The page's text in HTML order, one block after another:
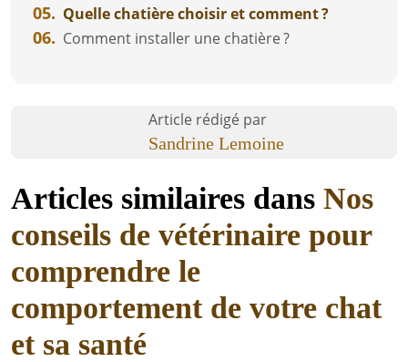
05. Quelle chatière choisir et comment ?
06. Comment installer une chatière ?
Article rédigé par
Sandrine Lemoine
Articles similaires dans Nos
conseils de vétérinaire pour
comprendre le
comportement de votre chat
et sa santé